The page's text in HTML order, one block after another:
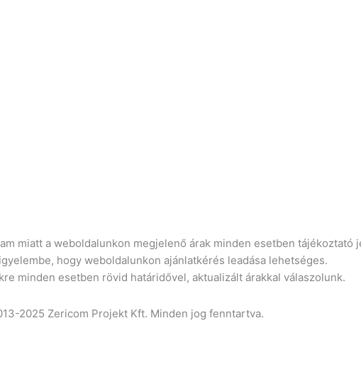
miatt a weboldalunkon megjelenő árak minden esetben tájékoztató
hogy weboldalunkon ajánlatkérés leadása lehetséges.
minden esetben rövid határidővel, aktualizált árakkal válaszolunk.
2025 Zericom Projekt Kft. Minden jog fenntartva.